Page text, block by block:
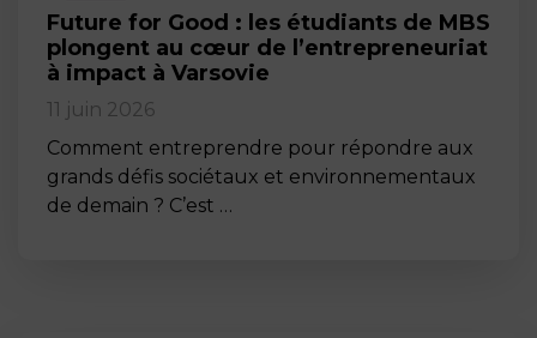
Future for Good : les étudiants de MBS
plongent au cœur de l’entrepreneuriat
à impact à Varsovie
11 juin 2026
Comment entreprendre pour répondre aux
grands défis sociétaux et environnementaux
de demain ? C’est …